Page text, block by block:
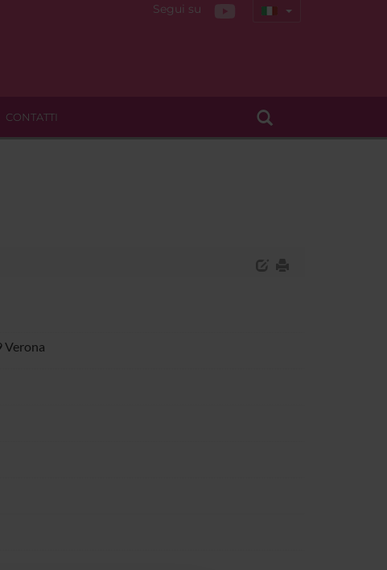
Segui su
CONTATTI
Verona